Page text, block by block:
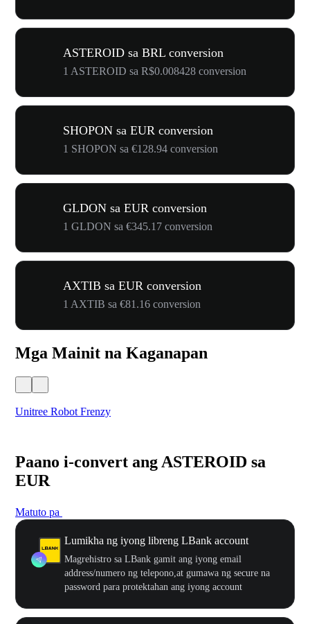
ASTEROID sa BRL conversion
1 ASTEROID sa R$0.008428 conversion
SHOPON sa EUR conversion
1 SHOPON sa €128.94 conversion
GLDON sa EUR conversion
1 GLDON sa €345.17 conversion
AXTIB sa EUR conversion
1 AXTIB sa €81.16 conversion
Mga Mainit na Kaganapan
Unitree Robot Frenzy
Paano i-convert ang ASTEROID sa
EUR
Matuto pa
Lumikha ng iyong libreng LBank account
Magrehistro sa LBank gamit ang iyong email
address/numero ng telepono,at gumawa ng secure na
password para protektahan ang iyong account